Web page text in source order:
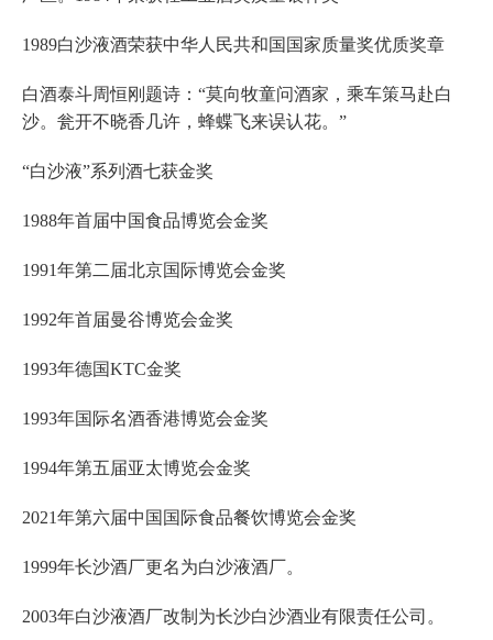
1989白沙液酒荣获中华人民共和国国家质量奖优质奖章
白酒泰斗周恒刚题诗：“莫向牧童问酒家，乘车策马赴白
沙。瓮开不晓香几许，蜂蝶飞来误认花。”
“白沙液”系列酒七获金奖
1988年首届中国食品博览会金奖
1991年第二届北京国际博览会金奖
1992年首届曼谷博览会金奖
1993年德国KTC金奖
1993年国际名酒香港博览会金奖
1994年第五届亚太博览会金奖
2021年第六届中国国际食品餐饮博览会金奖
1999年长沙酒厂更名为白沙液酒厂。
2003年白沙液酒厂改制为长沙白沙酒业有限责任公司。